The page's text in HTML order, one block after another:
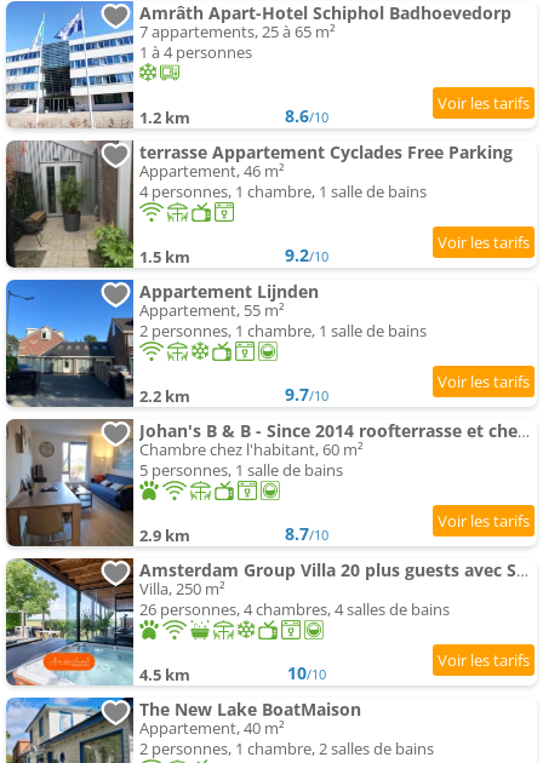
Amrâth Apart-Hotel Schiphol Badhoevedorp
7 appartements, 25 à 65 m²
1 à 4 personnes
1.2 km 8.6/10
terrasse Appartement Cyclades Free Parking
Appartement, 46 m²
4 personnes, 1 chambre, 1 salle de bains
1.5 km 9.2/10
Appartement Lijnden
Appartement, 55 m²
2 personnes, 1 chambre, 1 salle de bains
2.2 km 9.7/10
Johan's B & B - Since 2014 roofterrasse et cheap parking
Chambre chez l'habitant, 60 m²
5 personnes, 1 salle de bains
2.9 km 8.7/10
Amsterdam Group Villa 20 plus guests avec Spa et Karaoke
Villa, 250 m²
26 personnes, 4 chambres, 4 salles de bains
4.5 km 10/10
The New Lake BoatMaison
Appartement, 40 m²
2 personnes, 1 chambre, 2 salles de bains